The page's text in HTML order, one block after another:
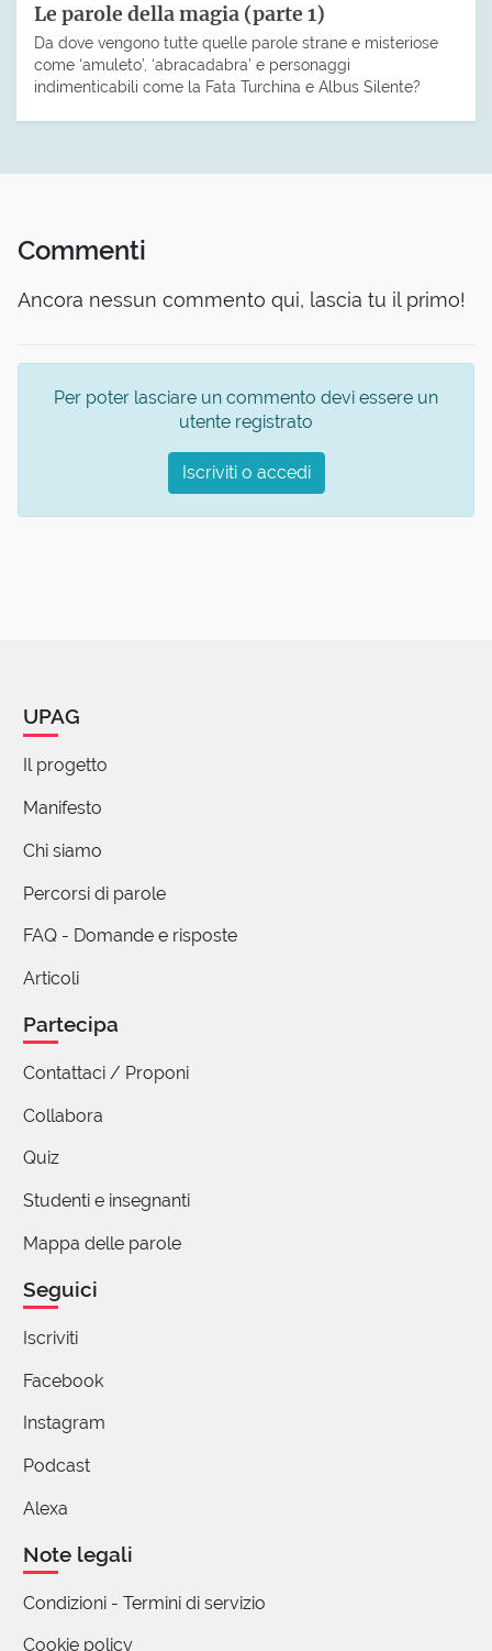
Le parole della magia (parte 1)
Da dove vengono tutte quelle parole strane e misteriose
come ‘amuleto’, ‘abracadabra’ e personaggi
indimenticabili come la Fata Turchina e Albus Silente?
Commenti
Ancora nessun commento qui, lascia tu il primo!
Per poter lasciare un commento devi essere un
utente registrato
Iscriviti o accedi
UPAG
Il progetto
Manifesto
Chi siamo
Percorsi di parole
FAQ - Domande e risposte
Articoli
Partecipa
Contattaci / Proponi
Collabora
Quiz
Studenti e insegnanti
Mappa delle parole
Seguici
Iscriviti
Facebook
Instagram
Podcast
Alexa
Note legali
Condizioni - Termini di servizio
Cookie policy